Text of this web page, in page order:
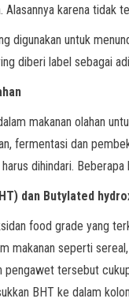
Alasannya karena tidak
digunakan untuk
diberi label sebagai
makanan olahan
fermentasi dan
dihindari.
dan Butylated
food grade yang
makanan seperti
pengawet tersebut
BHT ke dalam